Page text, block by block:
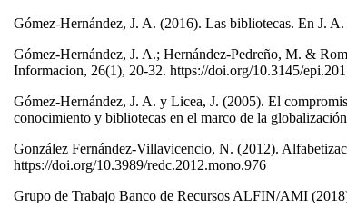
Gómez-Hernández, J. A. (2016). Las bibliotecas. En J.
Gómez-Hernández, J. A.; Hernández-Pedreño, M. &
Informacion, 26(1), 20-32. https://doi.org/10.3145/
Gómez-Hernández, J. A. y Licea, J. (2005). El
conocimiento y bibliotecas en el marco de la
González Fernández-Villavicencio, N. (2012).
https://doi.org/10.3989/redc.2012.mono.976
Grupo de Trabajo Banco de Recursos ALFIN/AMI